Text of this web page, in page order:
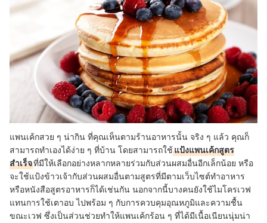
แพนเค้กสวย ๆ น่ากิน ที่คุณเห็นตามร้านอาหารนั้น จริง ๆ แล้ว คุณก็
สามารถทำเองได้ง่าย ๆ ที่บ้าน โดยสามารถใช้แป้งแพนเค้กสูตร
สำเร็จที่มีให้เลือกอย่างหลากหลายร่วมกับส่วนผสมอื่นอีกเล็กน้อย หรือ
จะใช้แป้งข้าวเจ้ากับส่วนผสมอื่นตามสูตรที่มีตามเว็บไซต์ทำอาหาร
หรือหนังสือสูตรอาหารก็ได้เช่นกัน นอกจากนี้บางคนยังใช้ไมโครเวฟ
แทนการใช้เตาอบ ไปพร้อม ๆ กับการควบคุมอุณหภูมิและความชื้น
ขณะเวฟ ซึ่งเป็นส่วนช่วยทำให้แพนเค้กร้อน ๆ ที่ได้มีเนื้อเนียนนุ่มน่า